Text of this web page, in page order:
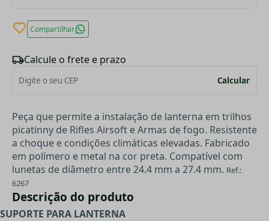
Compartilhar
Calcule o frete e prazo
Calcular
Peça que permite a instalação de lanterna em trilhos
picatinny de Rifles Airsoft e Armas de fogo. Resistente
a choque e condições climáticas elevadas. Fabricado
em polímero e metal na cor preta. Compatível com
lunetas de diâmetro entre 24.4 mm a 27.4 mm. Ref.:
6267
Descrição do produto
SUPORTE PARA LANTERNA